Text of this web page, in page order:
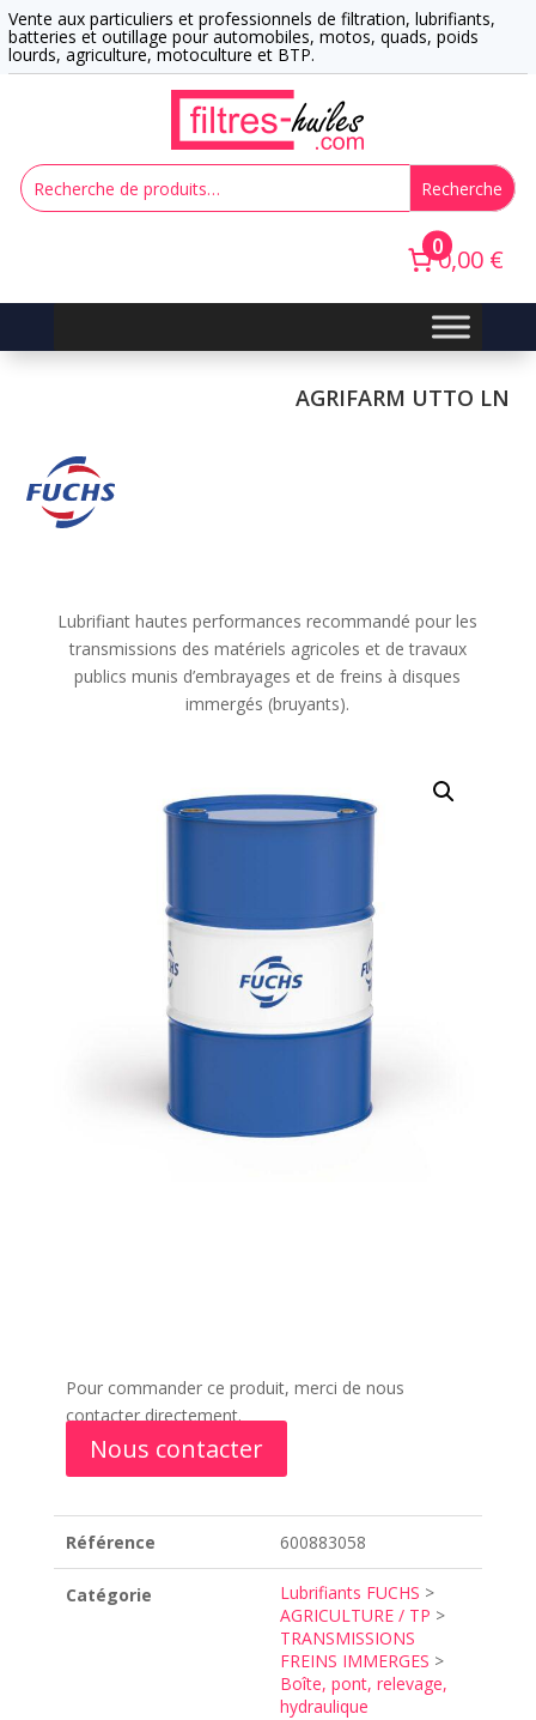
Vente aux particuliers et professionnels de filtration, lubrifiants,
batteries et outillage pour automobiles, motos, quads, poids
lourds, agriculture, motoculture et BTP.
Recherche
00,00 €
AGRIFARM UTTO LN
Lubrifiant hautes performances recommandé pour les
transmissions des matériels agricoles et de travaux
publics munis d’embrayages et de freins à disques
immergés (bruyants).
Pour commander ce produit, merci de nous
contacter directement.
Nous contacter
Référence 600883058
Catégorie Lubrifiants FUCHS >
AGRICULTURE / TP >
TRANSMISSIONS
FREINS IMMERGES >
Boîte, pont, relevage,
hydraulique